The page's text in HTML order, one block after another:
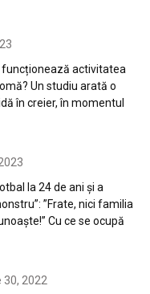
funcționează activitatea
Un studiu arată o
în creier, în momentul
la 24 de ani și a
”Frate, nici familia
Cu ce se ocupă
30, 2022